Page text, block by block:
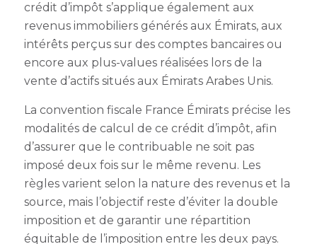
crédit d’impôt s’applique également aux
revenus immobiliers générés aux Émirats, aux
intérêts perçus sur des comptes bancaires ou
encore aux plus-values réalisées lors de la
vente d’actifs situés aux Émirats Arabes Unis.
La convention fiscale France Émirats précise les
modalités de calcul de ce crédit d’impôt, afin
d’assurer que le contribuable ne soit pas
imposé deux fois sur le même revenu. Les
règles varient selon la nature des revenus et la
source, mais l’objectif reste d’éviter la double
imposition et de garantir une répartition
équitable de l’imposition entre les deux pays.